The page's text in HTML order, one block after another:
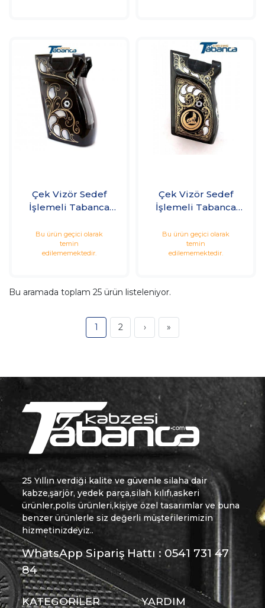
Çek Vizör Sedef
İşlemeli Tabanca
Bu ürün geçici olarak
temin
edilememektedir.
Çek Vizör Sedef
İşlemeli Tabanca
Bu ürün geçici olarak
temin
edilememektedir.
Bu aramada toplam 25 ürün listeleniyor.
1 2 › »
25 Yıllın verdiği kalite ve güvenle silaha dair
kabze,şarjör, yedek parça,silah kılıfı,askeri
ürünler,polis ürünleri,kişiye özel tasarımlar ve buna
benzer ürünlerle siz değerli müşterilerimizin
hizmetinizdeyiz..
WhatsApp Sipariş Hattı : 0541 731 47
84
KATEGORİLER YARDIM